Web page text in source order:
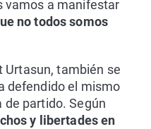
vamos a manifestar
no todos somos
Urtasun, también se
defendido el mismo
de partido. Según
y libertades en